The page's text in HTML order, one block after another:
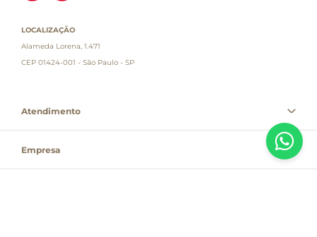
LOCALIZAÇÃO
Alameda Lorena, 1.471
CEP 01424-001 - São Paulo - SP
Atendimento
Empresa